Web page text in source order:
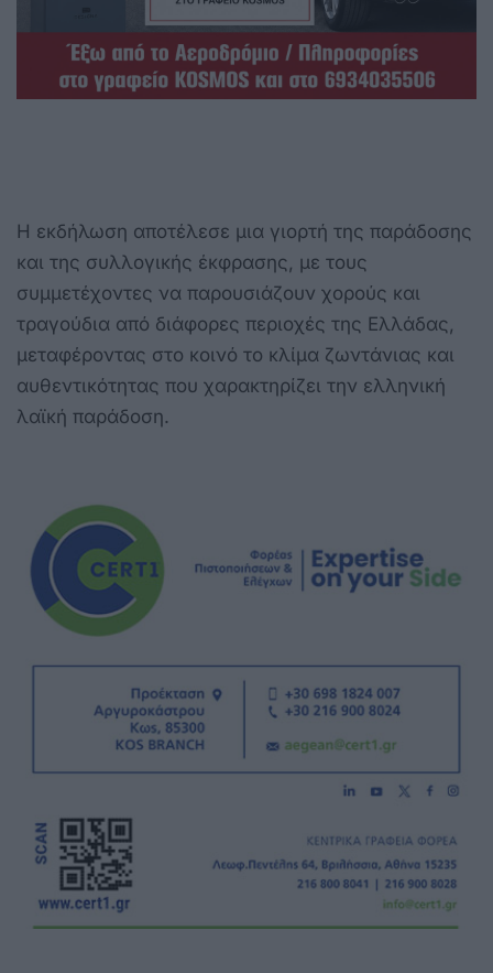
Η εκδήλωση αποτέλεσε μια γιορτή της παράδοσης
και της συλλογικής έκφρασης, με τους
συμμετέχοντες να παρουσιάζουν χορούς και
τραγούδια από διάφορες περιοχές της Ελλάδας,
μεταφέροντας στο κοινό το κλίμα ζωντάνιας και
αυθεντικότητας που χαρακτηρίζει την ελληνική
λαϊκή παράδοση.